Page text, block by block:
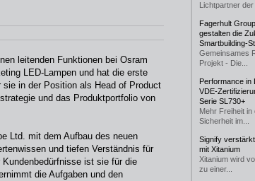
leitenden Funktionen bei Osram
LED-Lampen und hat die erste
in der Position als Head of Product
und das Produktportfolio von
Ltd. mit dem Aufbau des neuen
und tiefen Verständnis für
ist sie für die
die Aufgaben und den
Lichtpartner der
Fagerhult
gestalten die
Smartbuilding-
Gemeinsames
Projekt - Die...
Performance in
VDE-
Serie SL730+
Mehr Freiheit in
Sicherheit im...
Signify
mit Xitanium
Xitanium wird
zu einer...